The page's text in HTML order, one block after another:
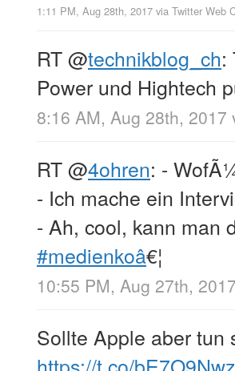
1:11 PM, Aug 28th, 2017 via Twitter Web
RT@technikblog_ch:
Power und Hightech
8:16 AM, Aug 28th, 2017
RT@4ohren: -
- Ich mache ein
- Ah, cool, kann man
#medienkoâ€¦
10:55 PM, Aug 27th, 2017
Sollte Apple aber tun